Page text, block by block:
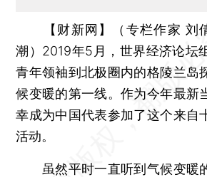
【财新网】（专栏作家
潮） 2019年5月，世界经济论坛
青年领袖到北极圈内的格陵兰岛
候变暖的第一线。作为今年最新
幸成为中国代表参加了这个来自
活动。
虽然平时一直听到气候变暖